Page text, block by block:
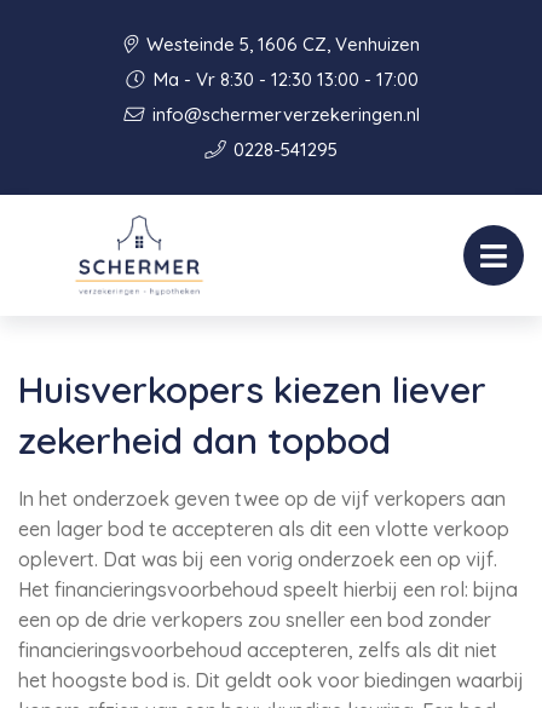
Westeinde 5, 1606 CZ, Venhuizen
Ma - Vr 8:30 - 12:30 13:00 - 17:00
info@schermerverzekeringen.nl
0228-541295
Huisverkopers kiezen liever
zekerheid dan topbod
In het onderzoek geven twee op de vijf verkopers aan
een lager bod te accepteren als dit een vlotte verkoop
oplevert. Dat was bij een vorig onderzoek een op vijf.
Het financieringsvoorbehoud speelt hierbij een rol: bijna
een op de drie verkopers zou sneller een bod zonder
financieringsvoorbehoud accepteren, zelfs als dit niet
het hoogste bod is. Dit geldt ook voor biedingen waarbij